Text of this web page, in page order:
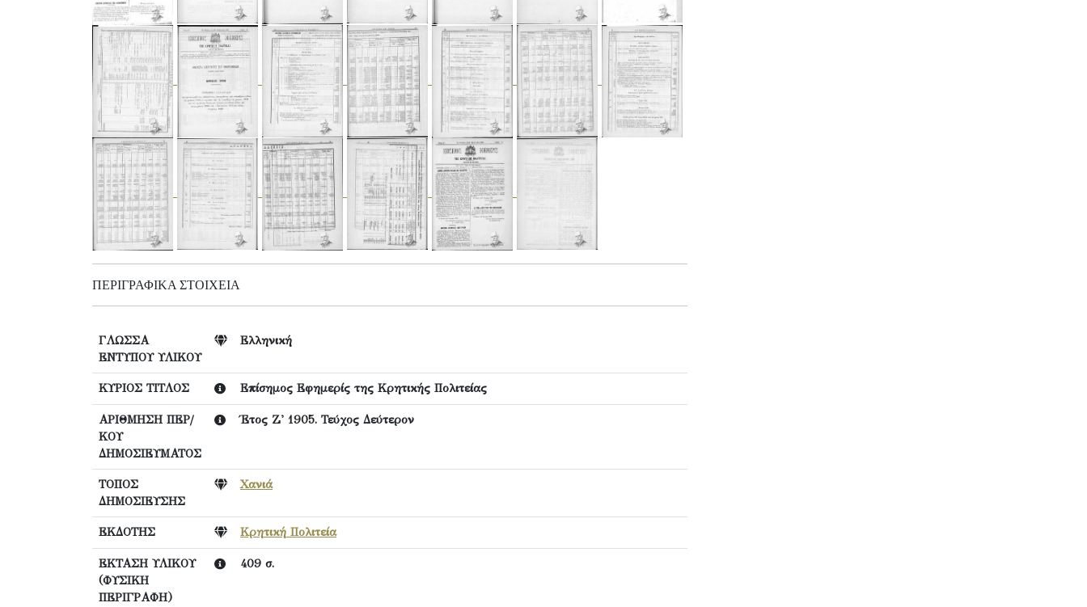
ΠΕΡΙΓΡΑΦΙΚΆ ΣΤΟΙΧΕΊΑ
ΓΛΩΣΣΑ
ΕΝΤΥΠΟΥ ΥΛΙΚΟΥ
Ελληνική
ΚΥΡΙΟΣ ΤΙΤΛΟΣ Επίσημος Εφημερίς της Κρητικής Πολιτείας
ΑΡΙΘΜΗΣΗ ΠΕΡ/
ΚΟΥ
ΔΗΜΟΣΙΕΥΜΑΤΟΣ
Έτος Ζ' 1905. Τεύχος Δεύτερον
ΤΟΠΟΣ
ΔΗΜΟΣΙΕΥΣΗΣ
Χανιά
ΕΚΔΟΤΗΣ Κρητική Πολιτεία
ΕΚΤΑΣΗ ΥΛΙΚΟΥ
(ΦΥΣΙΚΗ
ΠΕΡΙΓΡΑΦΗ)
409 σ.